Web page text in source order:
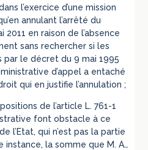
l’exercice d’une mission
annulant l’arrêté du
en raison de l’absence
sans rechercher si les
le décret du 9 mai 1995
d’appel a entaché
qui en justifie l’annulation ;
de l’article L. 761-1
font obstacle à ce
l’Etat, qui n’est pas la partie
la somme que M. A…